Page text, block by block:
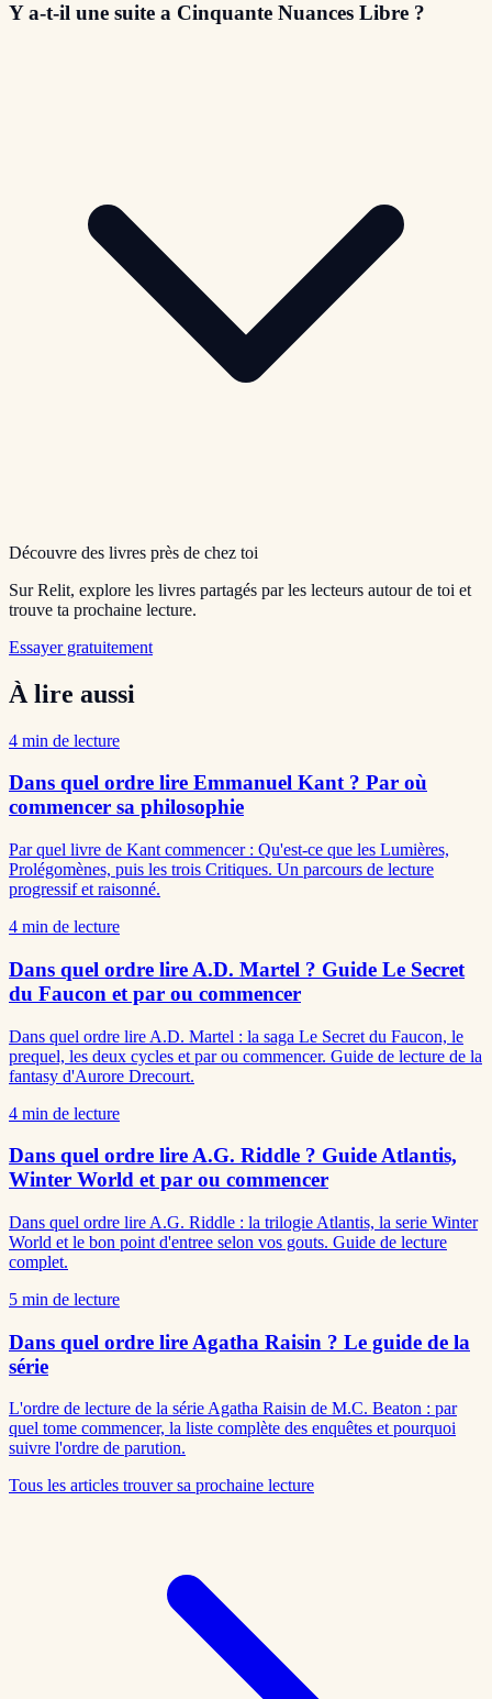
Y a-t-il une suite a Cinquante Nuances Libre ?
Découvre des livres près de chez toi
Sur Relit, explore les livres partagés par les lecteurs autour de toi et
trouve ta prochaine lecture.
Essayer gratuitement
À lire aussi
4 min de lecture
Dans quel ordre lire Emmanuel Kant ? Par où
commencer sa philosophie
Par quel livre de Kant commencer : Qu'est-ce que les Lumières,
Prolégomènes, puis les trois Critiques. Un parcours de lecture
progressif et raisonné.
4 min de lecture
Dans quel ordre lire A.D. Martel ? Guide Le Secret
du Faucon et par ou commencer
Dans quel ordre lire A.D. Martel : la saga Le Secret du Faucon, le
prequel, les deux cycles et par ou commencer. Guide de lecture de la
fantasy d'Aurore Drecourt.
4 min de lecture
Dans quel ordre lire A.G. Riddle ? Guide Atlantis,
Winter World et par ou commencer
Dans quel ordre lire A.G. Riddle : la trilogie Atlantis, la serie Winter
World et le bon point d'entree selon vos gouts. Guide de lecture
complet.
5 min de lecture
Dans quel ordre lire Agatha Raisin ? Le guide de la
série
L'ordre de lecture de la série Agatha Raisin de M.C. Beaton : par
quel tome commencer, la liste complète des enquêtes et pourquoi
suivre l'ordre de parution.
Tous les articles trouver sa prochaine lecture